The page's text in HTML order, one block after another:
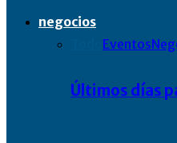
negocios
Eventos
Últimos días